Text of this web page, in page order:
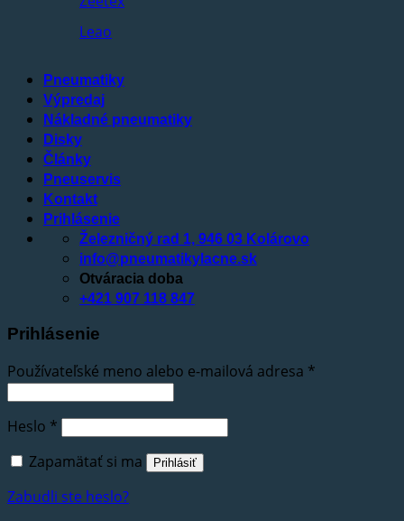
Leao
Pneumatiky
Výpredaj
Nákladné pneumatiky
Disky
Články
Pneuservis
Kontakt
Prihlásenie
Železničný rad 1, 946 03 Kolárovo
info@pneumatikylacne.sk
Otváracia doba
+421 907 118 847
Prihlásenie
Používateľské meno alebo e-mailová adresa *
Heslo *
Zapamätať si ma
Prihlásiť
Zabudli ste heslo?